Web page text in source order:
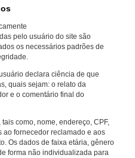
pelo usuário do site são
os necessários padrões de
usuário declara ciência de que
quais sejam: o relato da
e o comentário final do
como, nome, endereço, CPF,
ao fornecedor reclamado e aos
Os dados de faixa etária, gênero
forma não individualizada para